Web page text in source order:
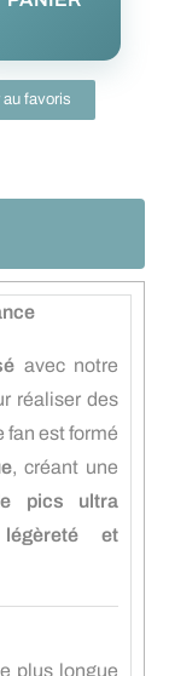
favoris
avec notre
réaliser des
fan est formé
, créant une
pics ultra
légèreté et
plus longue